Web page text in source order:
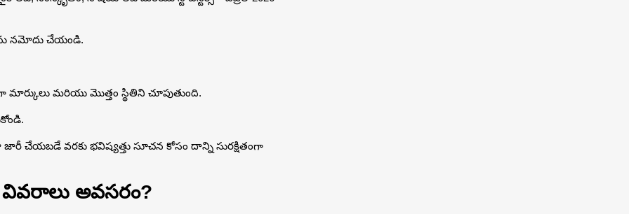
నమోదు చేయండి.
మార్కులు మరియు మొత్తం స్థితిని చూపుతుంది.
చేయబడే వరకు భవిష్యత్తు సూచన కోసం దాన్ని సురక్షితంగా
అవసరం?